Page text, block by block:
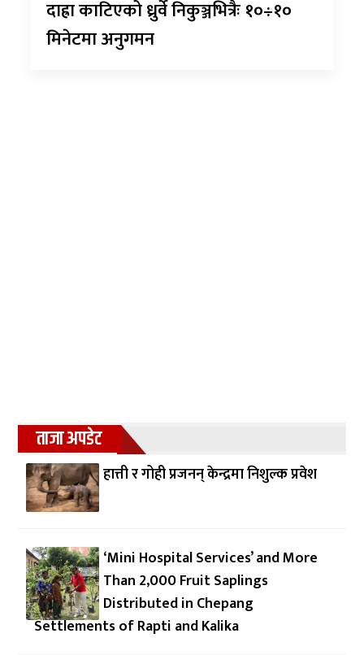
दाह्रा काटिएको ध्रुर्वे निकुञ्जभित्रैः १०÷१०
मिनेटमा अनुगमन
ताजा अपडेट
हात्ती र गोही प्रजनन् केन्द्रमा निशुल्क प्रवेश
‘Mini Hospital Services’ and More
Than 2,000 Fruit Saplings
Distributed in Chepang
Settlements of Rapti and Kalika